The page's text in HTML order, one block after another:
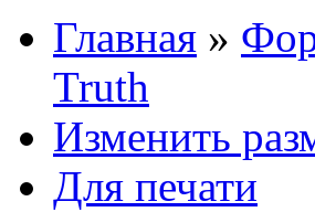
Главная »
Truth
Изменить
Для печати